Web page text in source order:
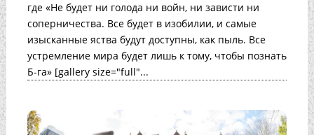
где «Не будет ни голода ни войн, ни зависти ни
соперничества. Все будет в изобилии, и самые
изысканные яства будут доступны, как пыль. Все
устремление мира будет лишь к тому, чтобы познать
Б-га» [gallery size="full"...